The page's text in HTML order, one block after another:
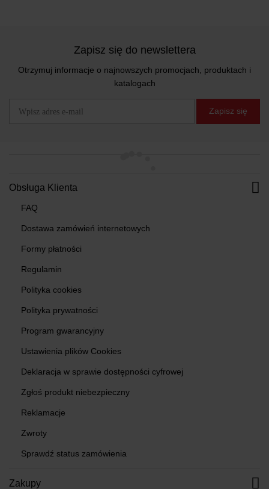
Zapisz się do newslettera
Otrzymuj informacje o najnowszych promocjach, produktach i
katalogach
Zapisz się
Obsługa Klienta
FAQ
Dostawa zamówień internetowych
Formy płatności
Regulamin
Polityka cookies
Polityka prywatności
Program gwarancyjny
Ustawienia plików Cookies
Deklaracja w sprawie dostępności cyfrowej
Zgłoś produkt niebezpieczny
Reklamacje
Zwroty
Sprawdź status zamówienia
Zakupy